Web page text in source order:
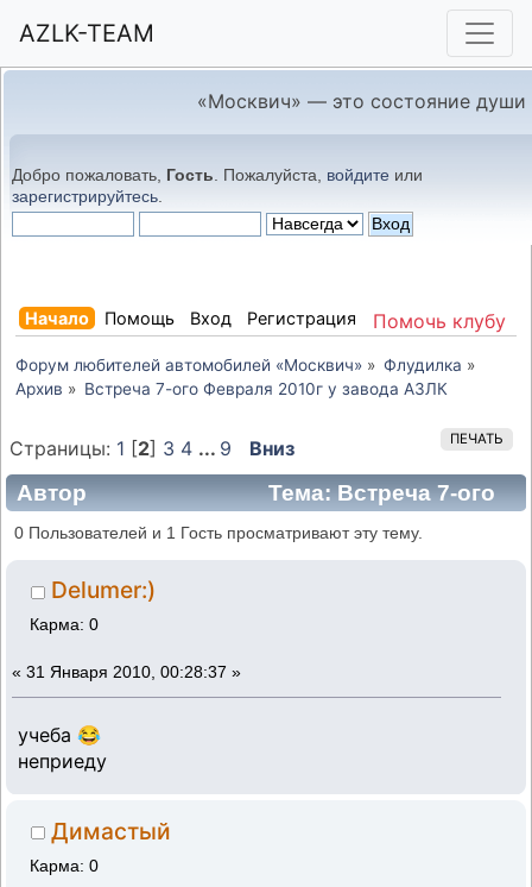
AZLK-TEAM
«Москвич» — это состояние души
Добро пожаловать, Гость . Пожалуйста, войдите или
зарегистрируйтесь
Помочь клубу
Начало Помощь Вход Регистрация
Форум любителей автомобилей «Москвич» » Флудилка »
Архив » Встреча 7-ого Февраля 2010г у завода АЗЛК
ПЕЧАТЬ
Страницы: 1 [2] 3 4 ... 9 Вниз
Автор
Тема: Встреча 7-ого
Февраля 2010г у завода АЗЛК (Прочитано
22560 раз)
0 Пользователей и 1 Гость просматривают эту тему.
Delumer:)
Карма: 0
« 31 Января 2010, 00:28:37 »
учеба 😂
неприеду
Димастый
Карма: 0